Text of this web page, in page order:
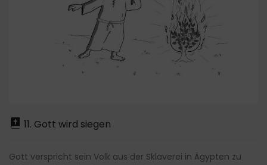
11. Gott wird siegen
Gott verspricht sein Volk aus der Sklaverei in Ägypten zu